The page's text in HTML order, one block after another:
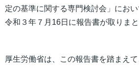
定の基準に関する専門検討会」におい
令和３年７月16日に報告書が取りまと
厚生労働省は、この報告書を踏まえ